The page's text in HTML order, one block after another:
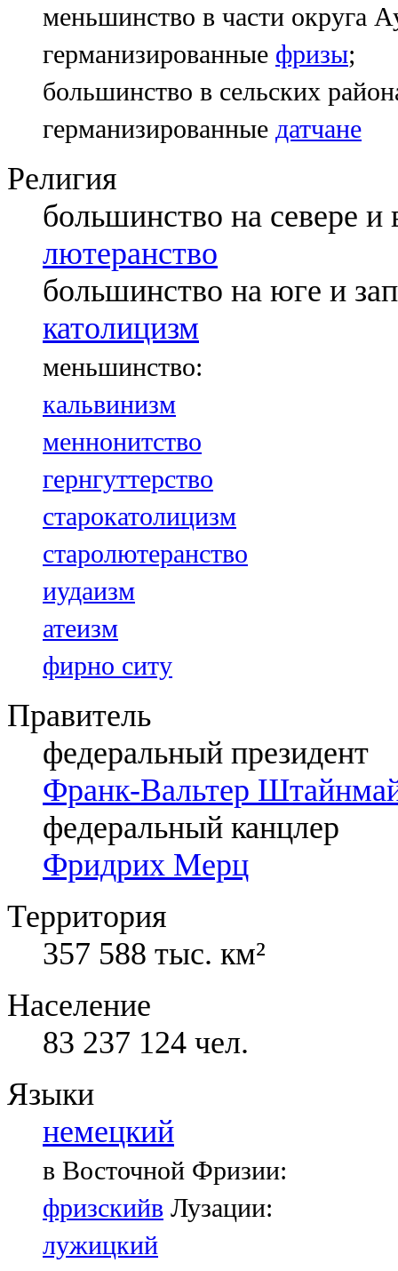
меньшинство в части округа
германизированные фризы;
большинство в сельских
германизированные датчане
Религия
большинство на севере и
лютеранство
большинство на юге и
католицизм
меньшинство:
кальвинизм
меннонитство
гернгуттерство
старокатолицизм
старолютеранство
иудаизм
атеизм
фирно ситу
Правитель
федеральный президент
Франк-Вальтер
федеральный канцлер
Фридрих Мерц
Территория
357 588 тыс. км²
Население
83 237 124 чел.
Языки
немецкий
в Восточной Фризии:
фризскийв Лузации:
лужицкий